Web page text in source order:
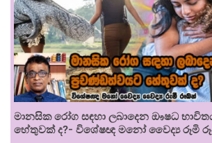
මානසික රෝග සඳහා ලබාදෙන ඖෂධ
හේතුවක් ද?- විශේෂඥ මනෝ වෛද්‍ය රූමි